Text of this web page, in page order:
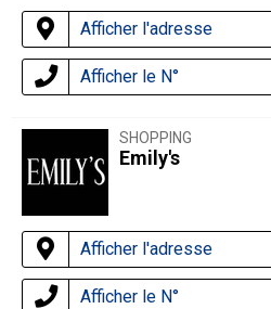
Afficher l'adresse
Afficher le N°
SHOPPING
Emily's
Afficher l'adresse
Afficher le N°